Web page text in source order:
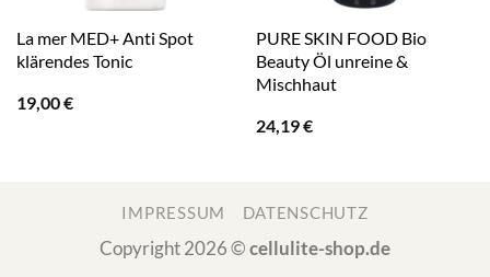
La mer MED+ Anti Spot
klärendes Tonic
19,00€
PURE SKIN FOOD Bio
Beauty Öl unreine &
Mischhaut
24,19€
IMPRESSUM DATENSCHUTZ
Copyright 2026 ©cellulite-shop.de